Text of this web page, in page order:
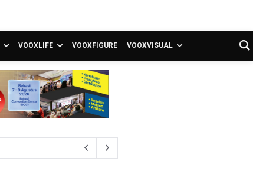
VOOXLIFE VOOXFIGURE VOOXVISUAL